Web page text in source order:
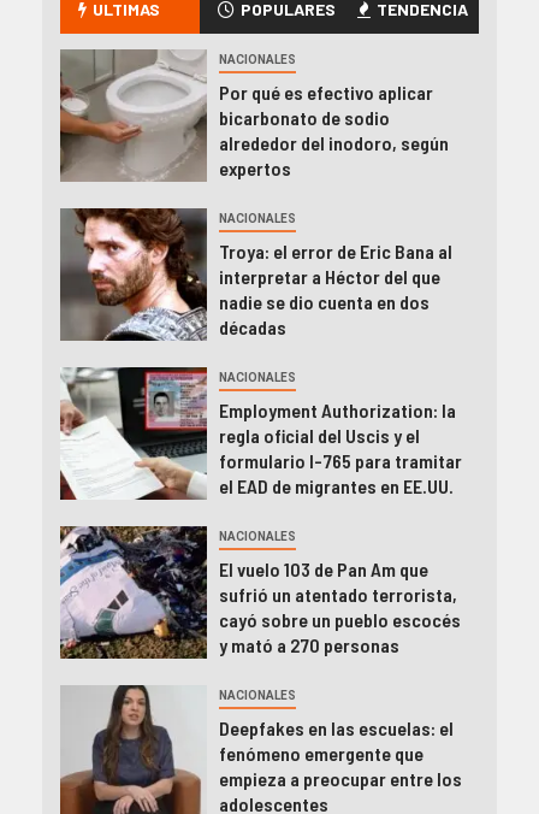
ULTIMAS POPULARES TENDENCIA
NACIONALES
Por qué es efectivo aplicar
bicarbonato de sodio
alrededor del inodoro, según
expertos
NACIONALES
Troya: el error de Eric Bana al
interpretar a Héctor del que
nadie se dio cuenta en dos
décadas
NACIONALES
Employment Authorization: la
regla oficial del Uscis y el
formulario I-765 para tramitar
el EAD de migrantes en EE.UU.
NACIONALES
El vuelo 103 de Pan Am que
sufrió un atentado terrorista,
cayó sobre un pueblo escocés
y mató a 270 personas
NACIONALES
Deepfakes en las escuelas: el
fenómeno emergente que
empieza a preocupar entre los
adolescentes